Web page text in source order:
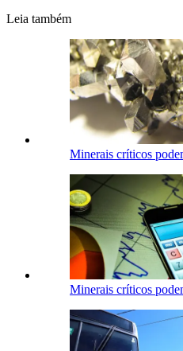
Leia também
Minerais críticos
Minerais críticos